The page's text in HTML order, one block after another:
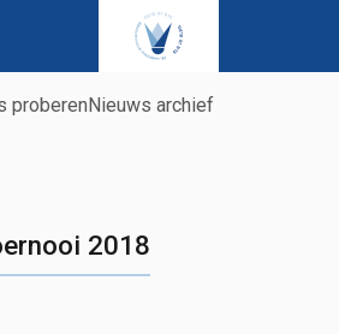
proberen Nieuws archief
2018